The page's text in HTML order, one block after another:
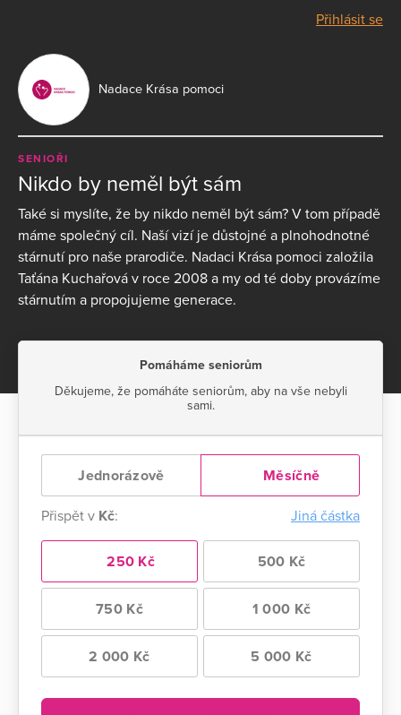
Přihlásit se
Nadace Krása pomoci
SENIOŘI
Nikdo by neměl být sám
Také si myslíte, že by nikdo neměl být sám? V tom případě
máme společný cíl. Naší vizí je důstojné a plnohodnotné
stárnutí pro naše prarodiče. Nadaci Krása pomoci založila
Taťána Kuchařová v roce 2008 a my od té doby provázíme
stárnutím a propojujeme generace.
Pomáháme seniorům
Děkujeme, že pomáháte seniorům, aby na vše nebyli
sami.
Jednorázově Měsíčně
Přispět v Kč: Jiná částka
250 Kč 500 Kč
750 Kč 1 000 Kč
2 000 Kč 5 000 Kč